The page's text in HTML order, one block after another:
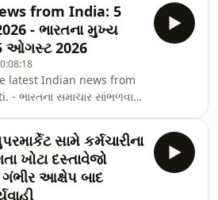
Gujarati નું જીવંત
અને શુક્રવારે બપોરે 2 વાગ્યે
પર બપોરે 2 વાગ્યે
પર, તમારા ટેલિવિઝન પર
Audio એપ્લિકેશન દ્વારા
માણી
ચેનલ પ
from India: 5
- ભારતના મુખ્ય
ઓગસ્ટ 2026
latest Indian news from
- ભારતના સમાચાર સાંભળવા
Gujarati is a part of SBS
the destination channel
Asians living in
hear more podcasts from
subscribe to
સામે કર્મચારીના
ખોટા દસ્તાવેજો
ગંભીર આક્ષેપ બાદ